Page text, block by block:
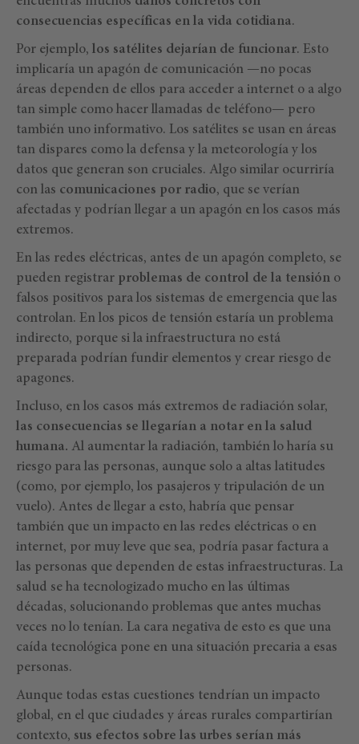
consecuencias específicas en la vida cotidiana.
Por ejemplo, los satélites dejarían de funcionar. Esto
implicaría un apagón de comunicación —no pocas
áreas dependen de ellos para acceder a internet o a algo
tan simple como hacer llamadas de teléfono— pero
también uno informativo. Los satélites se usan en áreas
tan dispares como la defensa y la meteorología y los
datos que generan son cruciales. Algo similar ocurriría
con las comunicaciones por radio, que se verían
afectadas y podrían llegar a un apagón en los casos más
extremos.
En las redes eléctricas, antes de un apagón completo, se
pueden registrar problemas de control de la tensión o
falsos positivos para los sistemas de emergencia que las
controlan. En los picos de tensión estaría un problema
indirecto, porque si la infraestructura no está
preparada podrían fundir elementos y crear riesgo de
apagones.
Incluso, en los casos más extremos de radiación solar,
las consecuencias se llegarían a notar en la salud
humana. Al aumentar la radiación, también lo haría su
riesgo para las personas, aunque solo a altas latitudes
(como, por ejemplo, los pasajeros y tripulación de un
vuelo). Antes de llegar a esto, habría que pensar
también que un impacto en las redes eléctricas o en
internet, por muy leve que sea, podría pasar factura a
las personas que dependen de estas infraestructuras. La
salud se ha tecnologizado mucho en las últimas
décadas, solucionando problemas que antes muchas
veces no lo tenían. La cara negativa de esto es que una
caída tecnológica pone en una situación precaria a esas
personas.
Aunque todas estas cuestiones tendrían un impacto
global, en el que ciudades y áreas rurales compartirían
contexto, sus efectos sobre las urbes serían más